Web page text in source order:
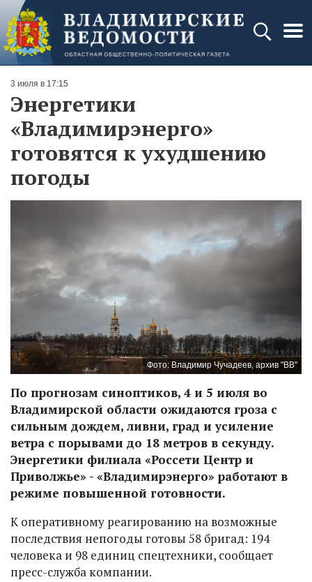
3 июля в 17:15
Энергетики
«Владимирэнерго»
готовятся к ухудшению
погоды
Фото: Владимир Чучадеев, архив "ВВ"
По прогнозам синоптиков, 4 и 5 июля во
Владимирской области ожидаются гроза с
сильным дождем, ливни, град и усиление
ветра с порывами до 18 метров в секунду.
Энергетики филиала «Россети Центр и
Приволжье» - «Владимирэнерго» работают в
режиме повышенной готовности.
К оперативному реагированию на возможные
последствия непогоды готовы 58 бригад: 194
человека и 98 единиц спецтехники, сообщает
пресс-служба компании.